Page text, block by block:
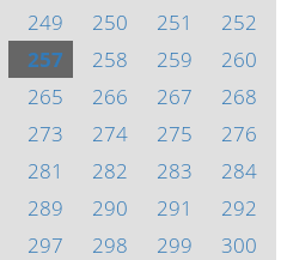
249 250 251
252
257 258 259
260
265 266 267
268
273 274 275
276
281 282 283
284
289 290 291
292
297 298 299
300